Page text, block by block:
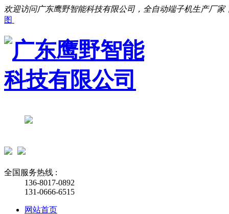
欢迎访问广东鹰野智能科技有限公司，全自动端子机生产厂家
图
全国服务热线 :
136-8017-0892
131-0666-6515
网站首页